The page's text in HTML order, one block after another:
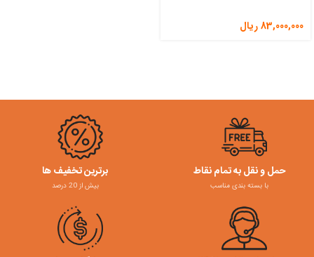
83,000,000ریال
حمل و نقل به تمام نقاط
با بسته بندی مناسب
برترین تخفیف ها
بیش از 20 درصد